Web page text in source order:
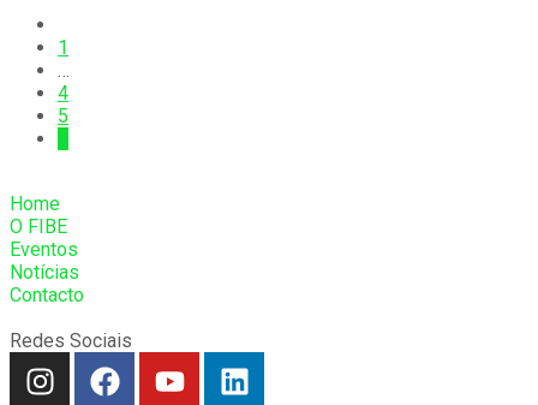
1
4
5
Home
O FIBE
Eventos
Notícias
Contacto
Redes Sociais